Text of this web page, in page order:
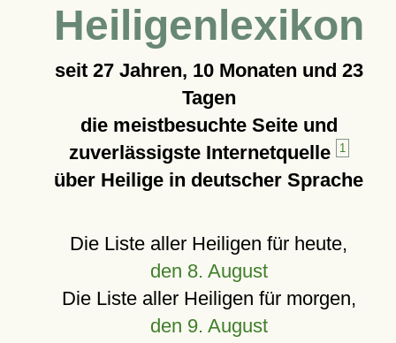
Heiligenlexikon
seit 27 Jahren, 10 Monaten und 23
Tagen
die meistbesuchte Seite und
zuverlässigste Internetquelle
1
über Heilige in deutscher Sprache
Die Liste aller Heiligen für heute,
den 8. August
Die Liste aller Heiligen für morgen,
den 9. August